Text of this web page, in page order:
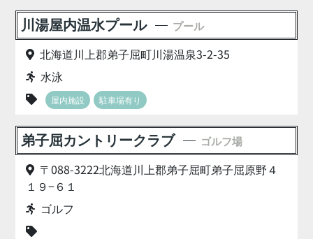
川湯屋内温水プール プール
北海道川上郡弟子屈町川湯温泉3-2-35
水泳
屋内施設 駐車場有り
弟子屈カントリークラブ ゴルフ場
〒088-3222北海道川上郡弟子屈町弟子屈原野４
１９−６１
ゴルフ